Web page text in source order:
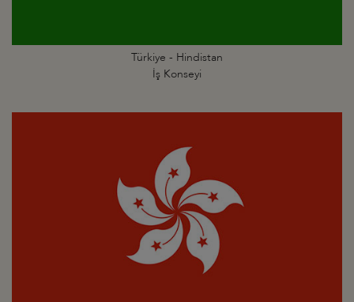
Türkiye - Hindistan
İş Konseyi